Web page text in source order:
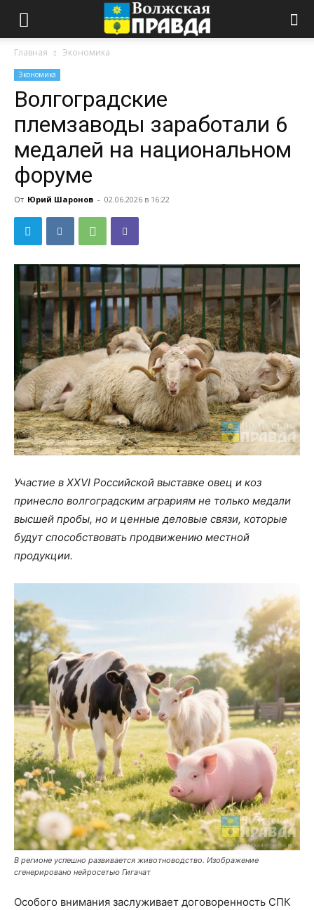
Главная Экономика
Экономика
Волгоградские
племзаводы заработали 6
медалей на национальном
форуме
От Юрий Шаронов - 02.06.2026 в 16:22
Участие в XXVI Российской выставке овец и коз
принесло волгоградским аграриям не только медали
высшей пробы, но и ценные деловые связи, которые
будут способствовать продвижению местной
продукции.
В регионе успешно развивается животноводство. Изображение
сгенерировано нейросетью Гигачат
Особого внимания заслуживает договоренность СПК